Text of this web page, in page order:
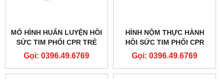
MÔ HÌNH HUẤN LUYỆN HỒI
SỨC TIM PHỔI CPR TRẺ
SƠ SINH CÓ ĐÈN BÁO
PRESTAN PROFESSIONAL
PP-IM-100M-MS
Gọi: 0396.49.6769
HÌNH NỘM THỰC HÀNH
HỒI SỨC TIM PHỔI CPR
TRẺ EM CPR CÓ PHẢN HỒI
ĐIỆN TỬ PP-CM-2000-1-MS
Gọi: 0396.49.6769